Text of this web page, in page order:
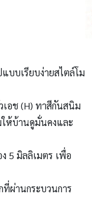
บบเรียบง่ายสไตล์โม
เอช (H) ทาสีกันสนิม
ให้บ้านดูมั่นคงและ
5 มิลลิเมตร เพื่อ
ที่ผ่านกระบวนการ